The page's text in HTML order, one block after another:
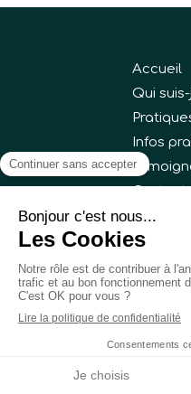
Accueil
Qui
Infos
Contact
Blog
Prendre
©2018 Annick Bricchi
Plan